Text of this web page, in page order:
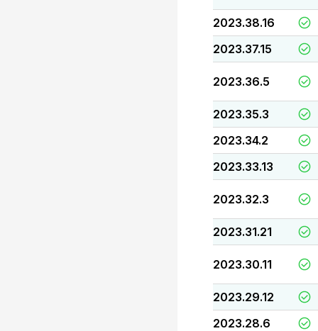
2023.38.16
2023.37.15
2023.36.5
2023.35.3
2023.34.2
2023.33.13
2023.32.3
2023.31.21
2023.30.11
2023.29.12
2023.28.6